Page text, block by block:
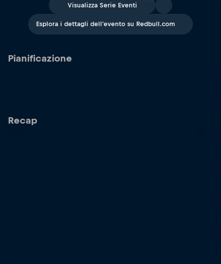
Visualizza Serie Eventi
Esplora i dettagli dell'evento su Redbull.com
Pianificazione
Recap